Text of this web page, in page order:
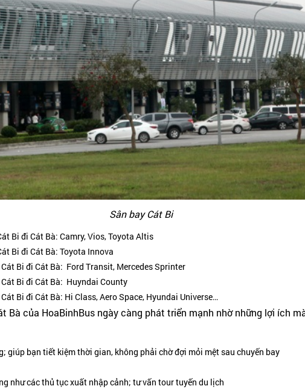
Sân bay Cát Bi
Bi đi Cát Bà: Camry, Vios, Toyota Altis
Bi đi Cát Bà: Toyota Innova
Bi đi Cát Bà: Ford Transit, Mercedes Sprinter
Bi đi Cát Bà: Huyndai County
Bi đi Cát Bà: Hi Class, Aero Space, Hyundai Universe…
Bà của HoaBinhBus ngày càng phát triển mạnh nhờ những lợi ích
giúp bạn tiết kiệm thời gian, không phải chờ đợi mỏi mệt sau chuyến bay
như các thủ tục xuất nhập cảnh; tư vấn tour tuyến du lịch